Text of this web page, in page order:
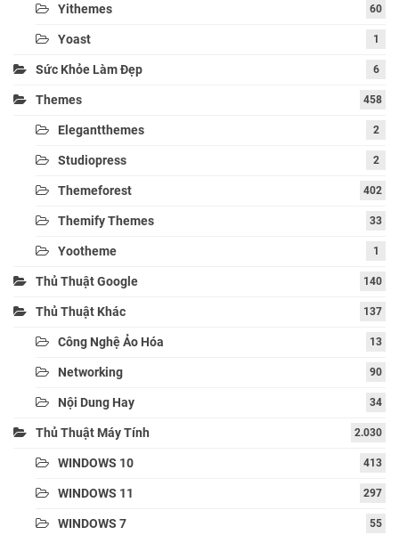
Yithemes 60
Yoast 1
Sức Khỏe Làm Đẹp 6
Themes 458
Elegantthemes 2
Studiopress 2
Themeforest 402
Themify Themes 33
Yootheme 1
Thủ Thuật Google 140
Thủ Thuật Khác 137
Công Nghệ Ảo Hóa 13
Networking 90
Nội Dung Hay 34
Thủ Thuật Máy Tính 2.030
WINDOWS 10 413
WINDOWS 11 297
WINDOWS 7 55